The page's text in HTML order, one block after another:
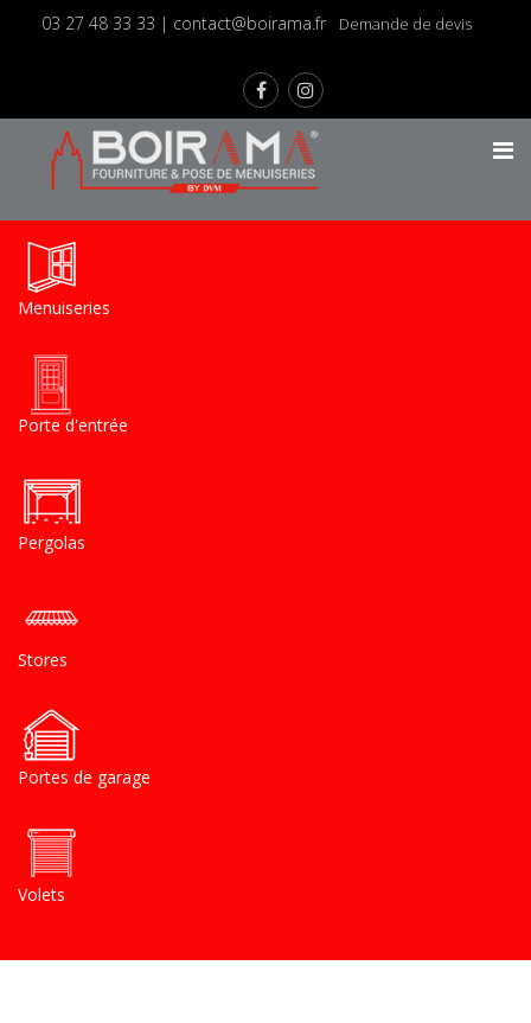
03 27 48 33 33 | contact@boirama.fr Demande de devis
Menuiseries
Porte d'entrée
Pergolas
Stores
Portes de garage
Volets